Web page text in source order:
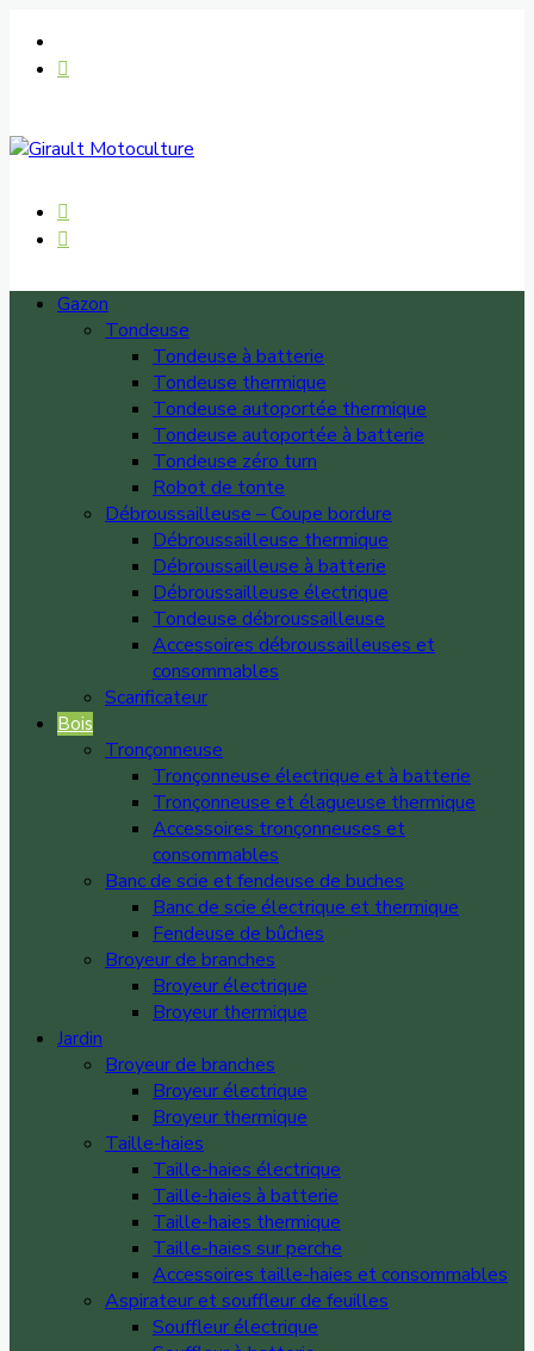
Gazon
Tondeuse
Tondeuse à batterie
Tondeuse thermique
Tondeuse autoportée thermique
Tondeuse autoportée à batterie
Tondeuse zéro turn
Robot de tonte
Débroussailleuse – Coupe bordure
Débroussailleuse thermique
Débroussailleuse à batterie
Débroussailleuse électrique
Tondeuse débroussailleuse
Accessoires débroussailleuses et
consommables
Scarificateur
Bois
Tronçonneuse
Tronçonneuse électrique et à batterie
Tronçonneuse et élagueuse thermique
Accessoires tronçonneuses et
consommables
Banc de scie et fendeuse de buches
Banc de scie électrique et thermique
Fendeuse de bûches
Broyeur de branches
Broyeur électrique
Broyeur thermique
Jardin
Broyeur de branches
Broyeur électrique
Broyeur thermique
Taille-haies
Taille-haies électrique
Taille-haies à batterie
Taille-haies thermique
Taille-haies sur perche
Accessoires taille-haies et consommables
Aspirateur et souffleur de feuilles
Souffleur électrique